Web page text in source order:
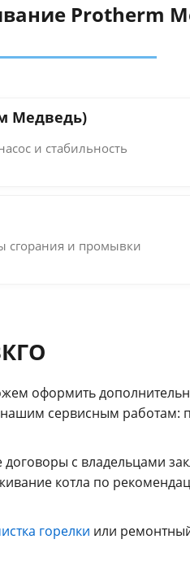
Protherm
Медведь)
и стабильность
сгорания и промывки
оформить
сервисным работам:
с владельцами
котла по
горелки или